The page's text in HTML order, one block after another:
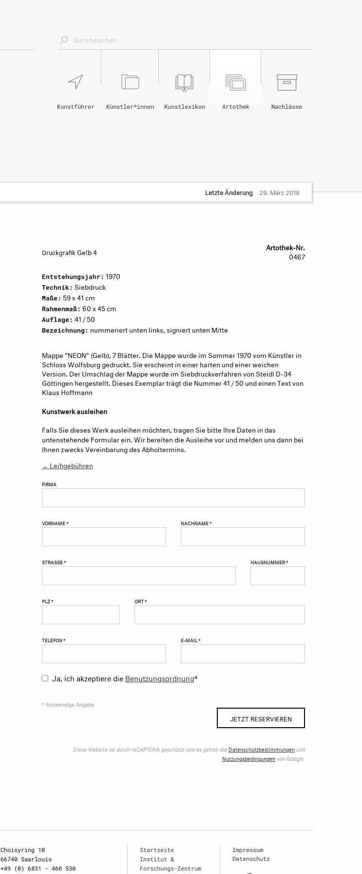
Nachlässe
Artothek
Kunstlexikon
Künstler*innen
Kunstführer
Letzte Änderung 29. März 2019
Druckgrafik Gelb 4
Artothek-Nr.
0467
Entstehungsjahr: 1970
Technik: Siebdruck
Maße: 59 x 41 cm
Rahmenmaß: 60 x 45 cm
Auflage: 41 / 50
Bezeichnung: nummeriert unten links, signiert unten Mitte
Mappe "NEON" (Gelb), 7 Blätter. Die Mappe wurde im Sommer 1970 vom Künstler in
Schloss Wolfsburg gedruckt. Sie erscheint in einer harten und einer weichen
Version. Der Umschlag der Mappe wurde im Siebdruckverfahren von Steidl D-34
Göttingen hergestellt. Dieses Exemplar trägt die Nummer 41 / 50 und einen Text von
Klaus Hoffmann
Kunstwerk ausleihen
Falls Sie dieses Werk ausleihen möchten, tragen Sie bitte Ihre Daten in das
untenstehende Formular ein. Wir bereiten die Ausleihe vor und melden uns dann bei
Ihnen zwecks Vereinbarung des Abholtermins.
→ Leihgebühren
FIRMA
VORNAME * NACHNAME *
STRASSE * HAUSNUMMER *
PLZ * ORT *
TELEFON * E-MAIL *
Ja, ich akzeptiere die Benutzungsordnung*
* Notwendige Angabe
JETZT RESERVIEREN
Diese Website ist durch reCAPTCHA geschützt und es gelten die Datenschutzbestimmungen und
Nutzungsbedingungenvon Google.
Choisyring 10
66740 Saarlouis
+49 (0) 6831 - 460 530
Startseite
Institut &
Forschungs-Zentrum
Impressum
Datenschutz